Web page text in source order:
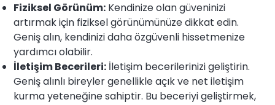
Fiziksel Görünüm: Kendinize olan güveninizi
artırmak için fiziksel görünümünüze dikkat edin.
Geniş alın, kendinizi daha özgüvenli hissetmenize
yardımcı olabilir.
İletişim Becerileri: İletişim becerilerinizi geliştirin.
Geniş alınlı bireyler genellikle açık ve net iletişim
kurma yeteneğine sahiptir. Bu beceriyi geliştirmek,